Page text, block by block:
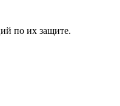
по их защите.